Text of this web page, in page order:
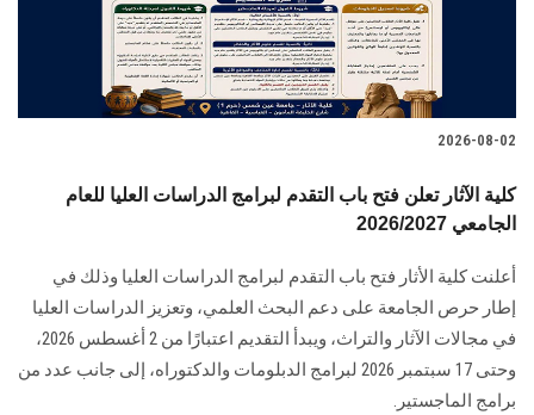
الدراسات العليا
الزائـرون
سجل الان
2026-08-02
كلية الآثار تعلن فتح باب التقدم لبرامج الدراسات العليا للعام
الجامعي 2026/2027
أعلنت كلية الأثار فتح باب التقدم لبرامج الدراسات العليا وذلك في
إطار حرص الجامعة على دعم البحث العلمي، وتعزيز الدراسات العليا
في مجالات الآثار والتراث، ويبدأ التقديم اعتبارًا من 2 أغسطس 2026،
وحتى 17 سبتمبر 2026 لبرامج الدبلومات والدكتوراه، إلى جانب عدد من
برامج الماجستير.